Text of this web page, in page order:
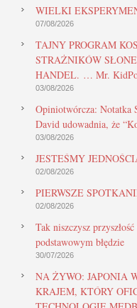
WIELKI
07/08/2026
TAJNY PROGRAM
STRAŻNIKÓW
HANDEL. … Mr.
03/08/2026
Opiniotwórcza: Notatka
David udowadnia, że
03/08/2026
JESTEŚMY
02/08/2026
PIERWSZE
02/08/2026
Tak niszczysz
podstawowym błędzie
30/07/2026
NA ŻYWO: JAPONIA
KRAJEM, KTÓRY